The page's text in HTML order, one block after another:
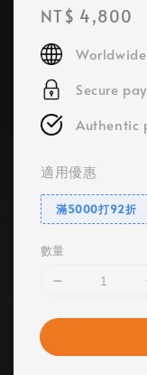
Regular
price
NT$ 4,800
Secure
Authentic
適用優惠
滿5000打92折
數量